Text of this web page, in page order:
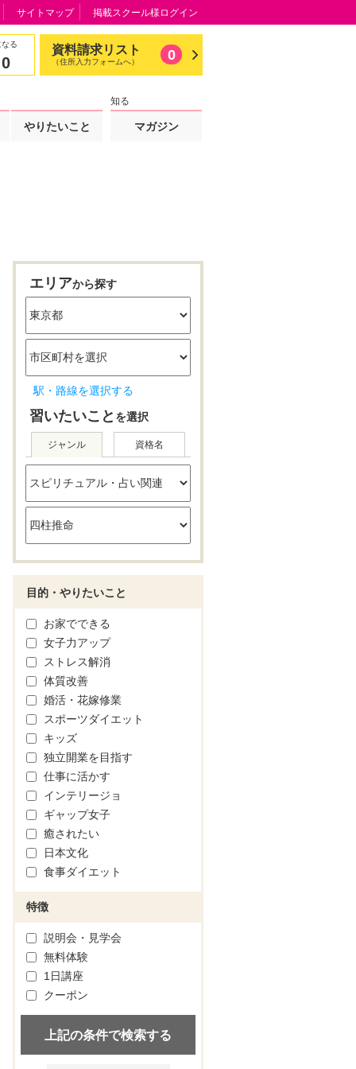
る
0
資料請求リスト
（住所入力フォームへ） 0
やりたいこと
知る
マガジン
サイトマップ 掲載スクール様ログイン
エリアから探す
駅・路線を選択する
習いたいこと を選択
ジャンル 資格名
目的・やりたいこと
お家でできる
女子力アップ
ストレス解消
体質改善
婚活・花嫁修業
スポーツダイエット
キッズ
独立開業を目指す
仕事に活かす
インテリージョ
ギャップ女子
癒されたい
日本文化
食事ダイエット
特徴
説明会・見学会
無料体験
1日講座
クーポン